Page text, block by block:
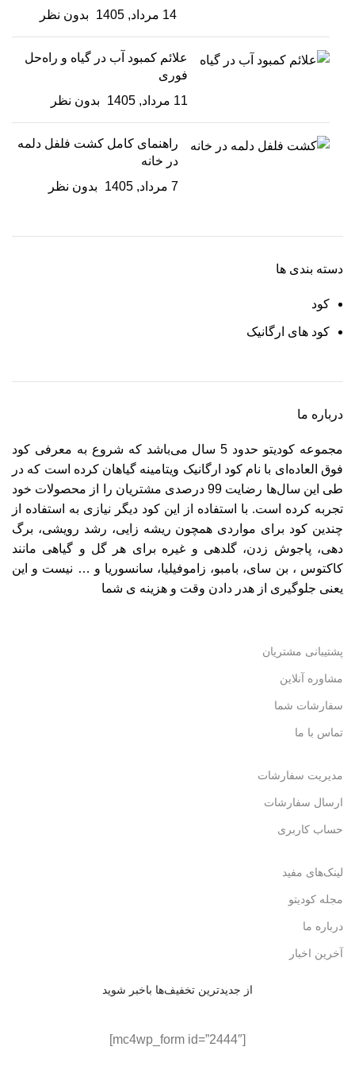
14 مرداد, 1405
بدون نظر
علائم کمبود آب در گیاه و راه‌حل
فوری
11 مرداد, 1405
بدون نظر
راهنمای کامل کشت فلفل دلمه
در خانه
7 مرداد, 1405
بدون نظر
دسته بندی ها
کود
کود های ارگانیک
درباره ما
مجموعه کودیتو حدود 5 سال می‌باشد که شروع به معرفی کود
فوق العاده‌ای با نام کود ارگانیک ویتامینه گیاهان کرده است که در
طی این سال‌ها رضایت 99 درصدی مشتریان را از محصولات خود
تجربه کرده است. با استفاده از این کود دیگر نیازی به استفاده از
چندین کود برای مواردی همچون ریشه زایی، رشد رویشی، برگ
دهی، پاجوش زدن، گلدهی و غیره برای هر گل و گیاهی مانند
کاکتوس ، بن سای، بامبو، زاموفیلیا، سانسوریا و … نیست و این
یعنی جلوگیری از هدر دادن وقت و هزینه ی شما
پشتیبانی مشتریان
مشاوره آنلاین
سفارشات شما
تماس با ما
مدیریت سفارشات
ارسال سفارشات
حساب کاربری
لینک‌های مفید
مجله کودیتو
درباره ما
آخرین اخبار
از جدیدترین تخفیف‌ها باخبر شوید
[mc4wp_form id=”2444″]